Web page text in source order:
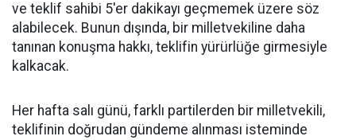
ve teklif sahibi 5'er dakikayı geçmemek üzere söz
alabilecek. Bunun dışında, bir milletvekiline daha
tanınan konuşma hakkı, teklifin yürürlüğe girmesiyle
kalkacak.
Her hafta salı günü, farklı partilerden bir milletvekili,
teklifinin doğrudan gündeme alınması isteminde